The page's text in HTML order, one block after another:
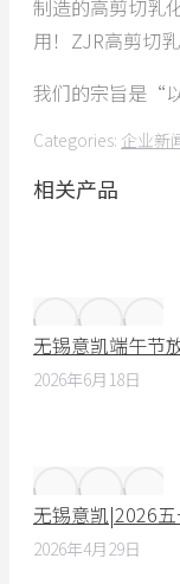
制造的高剪切乳
用！ZJR高剪切
我们的宗旨是“
Categories: 企业新
相关产品
无锡意凯端午节
2026年6月18日
无锡意凯|2026
2026年4月29日